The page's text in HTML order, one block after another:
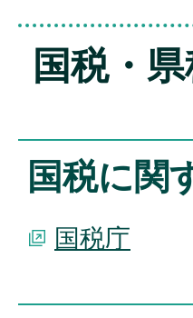
国税・
国税に関
国税庁